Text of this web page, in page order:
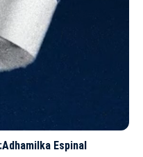
Adhamilka Espinal